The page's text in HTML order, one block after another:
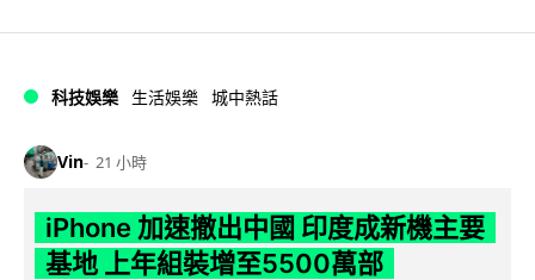
科技娛樂 生活娛樂 城中熱話
Vin 21 小時
iPhone 加速撤出中國 印度成新機主要
基地 上年組裝增至5500萬部